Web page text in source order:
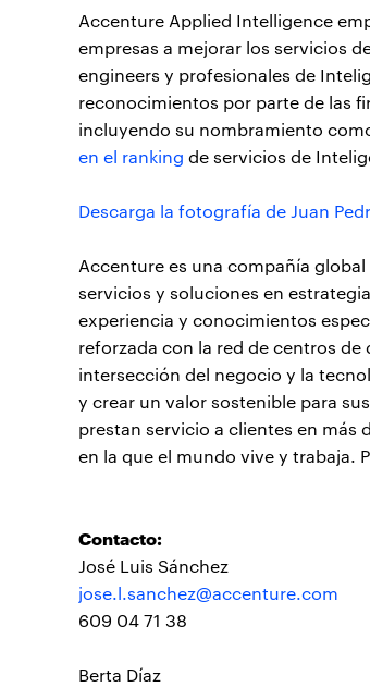
Accenture Applied Intelligence
empresas a mejorar los servicios
engineers y profesionales de
reconocimientos por parte de las
incluyendo su nombramiento
en el ranking de servicios de
Descarga la fotografía de Juan
Accenture es una compañía
servicios y soluciones en
experiencia y conocimientos
reforzada con la red de centros
intersección del negocio y la
y crear un valor sostenible para
prestan servicio a clientes en más
en la que el mundo vive y trabaja.
Contacto:
José Luis Sánchez
jose.l.sanchez@accenture.com
609 04 71 38
Berta Díaz